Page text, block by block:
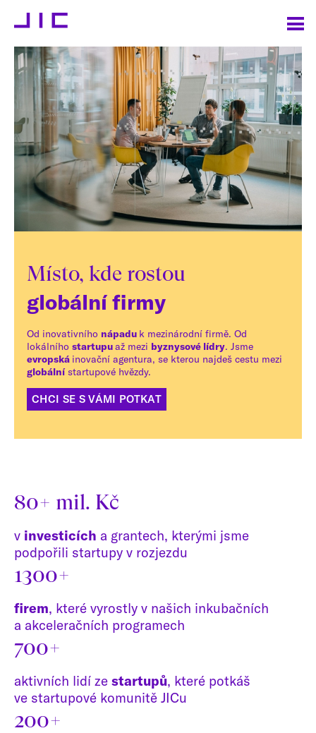
Místo, kde rostou
globální firmy
Od inovativního nápadu k mezinárodní firmě. Od
lokálního startupuaž mezi byznysové lídry. Jsme
evropská inovační agentura, se kterou najdeš cestu mezi
globální startupové hvězdy.
CHCI SE S VÁMI POTKAT
80+ mil. Kč
v investicích a grantech, kterými jsme
podpořili startupy v rozjezdu
1300+
firem, které vyrostly v našich inkubačních
a akceleračních programech
700+
aktivních lidí ze startupů, které potkáš
ve startupové komunitě JICu
200+